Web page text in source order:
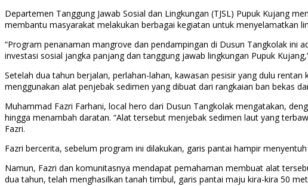
Departemen Tanggung Jawab Sosial dan Lingkungan (TJSL) Pupuk Kujang
membantu masyarakat melakukan berbagai kegiatan untuk menyelamatkan
“Program penanaman mangrove dan pendampingan di Dusun Tangkolak ini
investasi sosial jangka panjang dan tanggung jawab lingkungan Pupuk
Setelah dua tahun berjalan, perlahan-lahan, kawasan pesisir yang dulu
menggunakan alat penjebak sedimen yang dibuat dari rangkaian ban bekas
Muhammad Fazri Farhani, local hero dari Dusun Tangkolak mengatakan,
hingga menambah daratan. “Alat tersebut menjebak sedimen laut yang
Fazri.
Fazri bercerita, sebelum program ini dilakukan, garis pantai hampir
Namun, Fazri dan komunitasnya mendapat pemahaman membuat alat
dua tahun, telah menghasilkan tanah timbul, garis pantai maju kira-kira 50